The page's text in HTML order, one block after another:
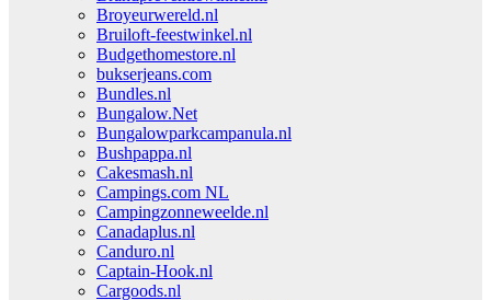
Broyeurwereld.nl
Bruiloft-feestwinkel.nl
Budgethomestore.nl
bukserjeans.com
Bundles.nl
Bungalow.Net
Bungalowparkcampanula.nl
Bushpappa.nl
Cakesmash.nl
Campings.com NL
Campingzonneweelde.nl
Canadaplus.nl
Canduro.nl
Captain-Hook.nl
Cargoods.nl